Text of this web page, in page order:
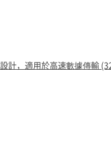
計，適用於高速數據傳輸